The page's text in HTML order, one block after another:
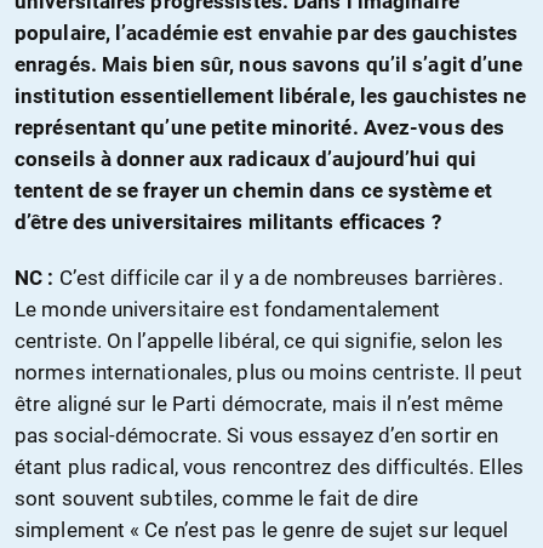
populaire, l’académie est envahie par des gauchistes
enragés. Mais bien sûr, nous savons qu’il s’agit d’une
institution essentiellement libérale, les gauchistes ne
représentant qu’une petite minorité. Avez-vous des
conseils à donner aux radicaux d’aujourd’hui qui
tentent de se frayer un chemin dans ce système et
d’être des universitaires militants efficaces ?
NC : C’est difficile car il y a de nombreuses barrières.
Le monde universitaire est fondamentalement
centriste. On l’appelle libéral, ce qui signifie, selon les
normes internationales, plus ou moins centriste. Il peut
être aligné sur le Parti démocrate, mais il n’est même
pas social-démocrate. Si vous essayez d’en sortir en
étant plus radical, vous rencontrez des difficultés. Elles
sont souvent subtiles, comme le fait de dire
simplement « Ce n’est pas le genre de sujet sur lequel